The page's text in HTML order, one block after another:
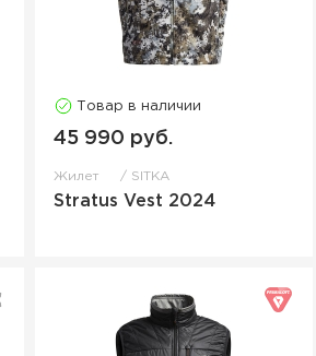
Товар в наличии
45 990 руб.
Жилет SITKA
Stratus Vest 2024